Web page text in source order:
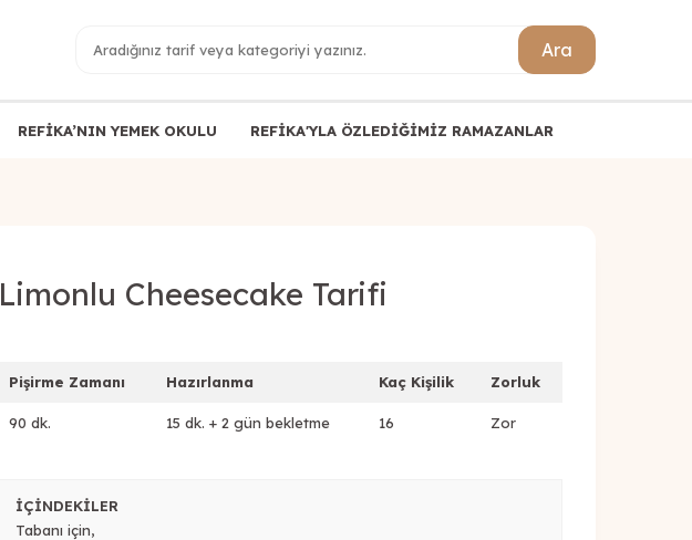
Ara
REFİKA’NIN YEMEK OKULU REFİKA'YLA ÖZLEDİĞİMİZ RAMAZANLAR
Limonlu Cheesecake Tarifi
Pişirme Zamanı Hazırlanma Kaç Kişilik Zorluk
90 dk. 15 dk. + 2 gün bekletme 16 Zor
İÇİNDEKİLER
Tabanı için,